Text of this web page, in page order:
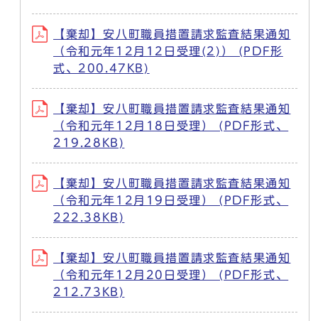
【棄却】安八町職員措置請求監査結果通知
（令和元年12月12日受理(2)） (PDF形
式、200.47KB)
【棄却】安八町職員措置請求監査結果通知
（令和元年12月18日受理） (PDF形式、
219.28KB)
【棄却】安八町職員措置請求監査結果通知
（令和元年12月19日受理） (PDF形式、
222.38KB)
【棄却】安八町職員措置請求監査結果通知
（令和元年12月20日受理） (PDF形式、
212.73KB)